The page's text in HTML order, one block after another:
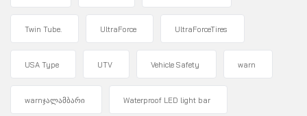
Twin Tube. UltraForce UltraForceTires
USA Type UTV Vehicle Safety warn
warnჯალამბარი Waterproof LED light bar